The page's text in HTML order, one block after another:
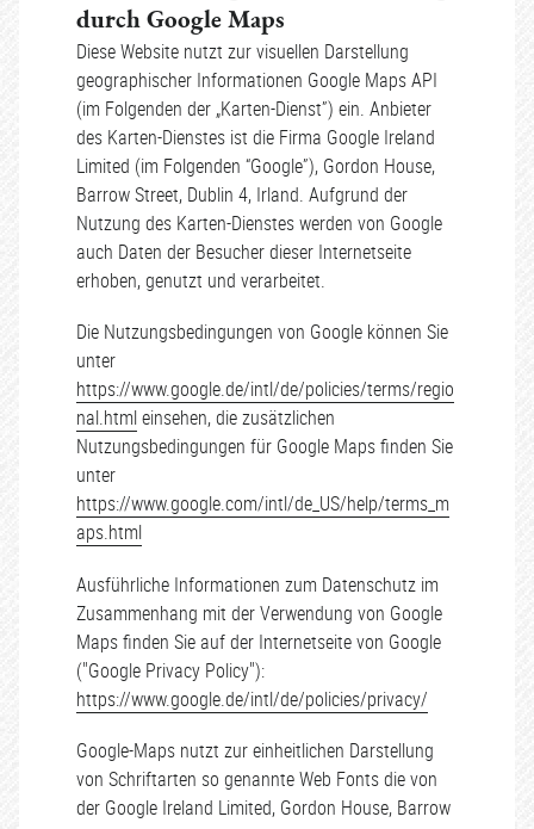
durch Google Maps
Diese Website nutzt zur visuellen Darstellung
geographischer Informationen Google Maps API
(im Folgenden der „Karten-Dienst”) ein. Anbieter
des Karten-Dienstes ist die Firma Google Ireland
Limited (im Folgenden “Google”), Gordon House,
Barrow Street, Dublin 4, Irland. Aufgrund der
Nutzung des Karten-Dienstes werden von Google
auch Daten der Besucher dieser Internetseite
erhoben, genutzt und verarbeitet.
Die Nutzungsbedingungen von Google können Sie
unter
https://www.google.de/intl/de/policies/terms/regio
nal.htmleinsehen, die zusätzlichen
Nutzungsbedingungen für Google Maps finden Sie
unter
https://www.google.com/intl/de_US/help/terms_m
aps.html
Ausführliche Informationen zum Datenschutz im
Zusammenhang mit der Verwendung von Google
Maps finden Sie auf der Internetseite von Google
("Google Privacy Policy"):
https://www.google.de/intl/de/policies/privacy/
Google-Maps nutzt zur einheitlichen Darstellung
von Schriftarten so genannte Web Fonts die von
der Google Ireland Limited, Gordon House, Barrow